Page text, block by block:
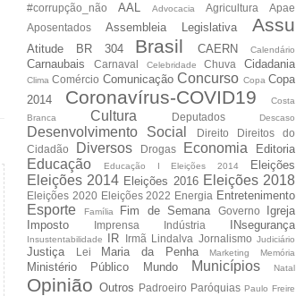
#corrupção_não AAL Advocacia Agricultura
Apae
Aposentados
Assembleia Legislativa Assu
Atitude BR 304 Brasil CAERN Calendário
Carnaubais Carnaval Celebridade Chuva Cidadania
Clima Comércio Comunicação Concurso Copa Copa
2014
Coronavírus-COVID19
Costa
Branca
Cultura Deputados Descaso
Desenvolvimento Social Direito
Direitos do
Cidadão
Diversos Drogas Economia Editoria
Educação Educação I Eleições 2014 Eleições
Eleições 2014 Eleições 2016 Eleições 2018
Eleições 2020 Eleições 2022 Energia Entretenimento
Esporte Família Fim de Semana Governo
Igreja
Imposto
Imprensa Indústria INsegurança
Insustentabilidade IR Irmã Lindalva Jornalismo Judiciário
Justiça Lei Maria da Penha Marketing Memória
Ministério Público Mundo Municípios Natal
Opinião Outros Padroeiro Paróquias Paulo Freire